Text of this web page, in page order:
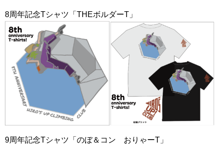
8周年記念Tシャツ「THEボルダーT」
9周年記念Tシャツ「のぼ＆コン おりゃーT」